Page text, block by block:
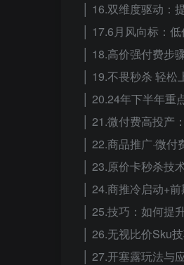
│ 16.双维度驱动：
│ 17.6月风向标：
│ 18.高价强付费步
│ 19.不畏秒杀 轻
│ 20.24年下半年
│ 21.微付费高投
│ 22.商品推广·微
│ 23.原价卡秒杀技
│ 24.商推冷启动+
│ 25.技巧：如何提
│ 26.无视比价Sku
│ 27.开塞露玩法与